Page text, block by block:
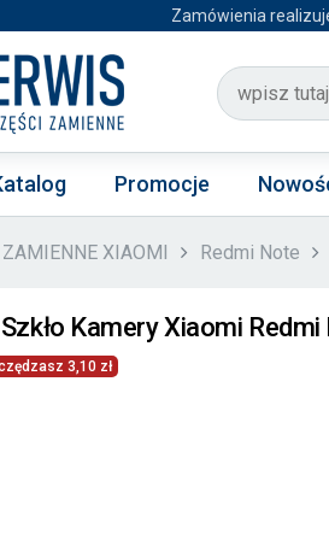
Zamówienia
Promocje
ZAMIENNE XIAOMI Redmi Note
Kamery Xiaomi
3,10 zł